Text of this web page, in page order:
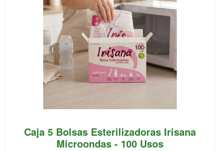
Caja 5 Bolsas Esterilizadoras Irisana
Microondas - 100 Usos